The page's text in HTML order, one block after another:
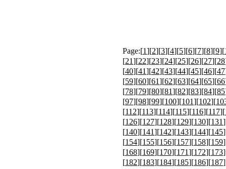
Page:[1][2][3][4][5][6][7][8][9][
[21][22][23][24][25][26][27][28
[40][41][42][43][44][45][46][47
[59][60][61][62][63][64][65][66
[78][79][80][81][82][83][84][85
[97][98][99][100][101][102][
[112][113][114][115][116][117][
[126][127][128][129][130][131
[140][141][142][143][144][145
[154][155][156][157][158][159
[168][169][170][171][172][173
[182][183][184][185][186][187